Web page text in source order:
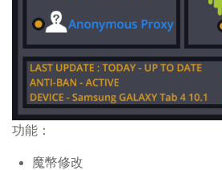
功能：
魔幣修改